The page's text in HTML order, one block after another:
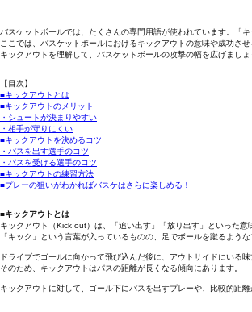
バスケットボールでは、たくさんの専門用語が使われています。「
ここでは、バスケットボールにおけるキックアウトの意味や成功さ
キックアウトを理解して、バスケットボールの攻撃の幅を広げましょ
【目次】
■キックアウトとは
■キックアウトのメリット
・シュートが決まりやすい
・相手が守りにくい
■キックアウトを決めるコツ
・パスを出す選手のコツ
・パスを受ける選手のコツ
■キックアウトの練習方法
■プレーの狙いがわかればバスケはさらに楽しめる！
■キックアウトとは
キックアウト（Kick out）は、「追い出す」「放り出す」といった
「キック」という言葉が入っているものの、足でボールを蹴るよう
ドライブでゴールに向かって飛び込んだ後に、アウトサイドにいる
そのため、キックアウトはパスの距離が長くなる傾向にあります。
キックアウトに対して、ゴール下にパスを出すプレーや、比較的距